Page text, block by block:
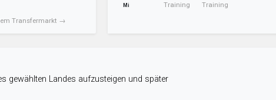
Transfermarkt →
Mi Training
Training
gewählten Landes aufzusteigen und später